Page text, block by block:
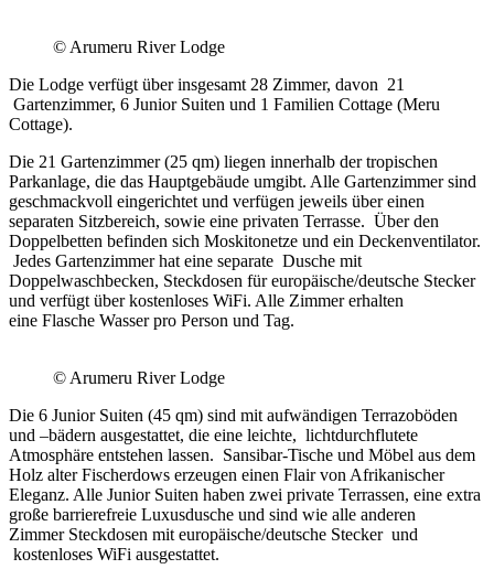
© Arumeru River Lodge
Die Lodge verfügt über insgesamt 28 Zimmer, davon 21
Gartenzimmer, 6 Junior Suiten und 1 Familien Cottage (Meru
Cottage).
Die 21 Gartenzimmer (25 qm) liegen innerhalb der tropischen
Parkanlage, die das Hauptgebäude umgibt. Alle Gartenzimmer sind
geschmackvoll eingerichtet und verfügen jeweils über einen
separaten Sitzbereich, sowie eine privaten Terrasse. Über den
Doppelbetten befinden sich Moskitonetze und ein Deckenventilator.
Jedes Gartenzimmer hat eine separate Dusche mit
Doppelwaschbecken, Steckdosen für europäische/deutsche Stecker
und verfügt über kostenloses WiFi. Alle Zimmer erhalten
eine Flasche Wasser pro Person und Tag.
© Arumeru River Lodge
Die 6 Junior Suiten (45 qm) sind mit aufwändigen Terrazoböden
und –bädern ausgestattet, die eine leichte, lichtdurchflutete
Atmosphäre entstehen lassen. Sansibar-Tische und Möbel aus dem
Holz alter Fischerdows erzeugen einen Flair von Afrikanischer
Eleganz. Alle Junior Suiten haben zwei private Terrassen, eine extra
große barrierefreie Luxusdusche und sind wie alle anderen
Zimmer Steckdosen mit europäische/deutsche Stecker und
kostenloses WiFi ausgestattet.